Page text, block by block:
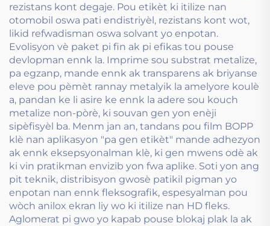
rezistans kont degaje. Pou etikèt ki itilize nan
otomobil oswa pati endistriyèl, rezistans kont wot,
likid refwadisman oswa solvant yo enpotan.
Evolisyon vè paket pi fin ak pi efikas tou pouse
devlopman ennk la. Imprime sou substrat metalize,
pa egzanp, mande ennk ak transparens ak briyanse
eleve pou pèmèt rannay metalyik la amelyore koulè
a, pandan ke li asire ke ennk la adere sou kouch
metalize non-pòrè, ki souvan gen yon enèji
sipèfisyèl ba. Menm jan an, tandans pou film BOPP
klè nan aplikasyon "pa gen etikèt" mande adhezyon
ak ennk eksepsyonalman klè, ki gen mwens odè ak
ki vin pratikman envizib yon fwa aplike. Soti yon ang
pit teknik, distribisyon gwosè patikil pigman yo
enpotan nan ennk fleksografik, espesyalman pou
wòch anilox ekran liy wo ki itilize nan HD fleks.
Aglomerat pi gwo yo kapab pouse blokaj plak la ak